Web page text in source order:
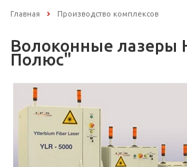
Главная Производство комплексов
Волоконные лазеры
Полюс"